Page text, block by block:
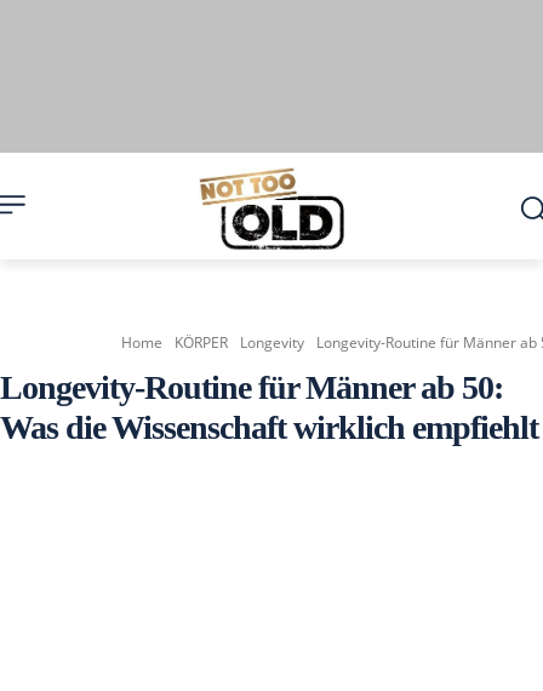
Home KÖRPER Longevity Longevity-Routine für Männer
Longevity-Routine für Männer ab 50:
Was die Wissenschaft wirklich empfiehlt